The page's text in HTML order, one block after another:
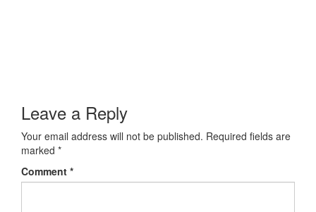
Leave a Reply
Your email address will not be published. Required fields are
marked *
Comment *